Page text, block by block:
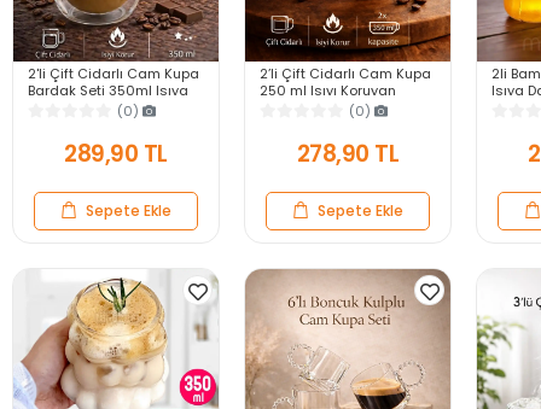
2'li Çift Cidarlı Cam Kupa
Bardak Seti 350ml Isıya
Dayanıklı Espresso
Sunum Kulplu Kahve
Bardağı
(0)
289,90 TL
Sepete Ekle
2’li Çift Cidarlı Cam Kupa
250 ml Isıyı Koruyan
Kahve Çay Fincanı Kulplu
Espresso Cam Bardak
(0)
278,90 TL
Sepete Ekle
2li
Isıya
Şekilli